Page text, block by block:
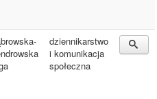
dziennikarstwo
i komunikacja
społeczna